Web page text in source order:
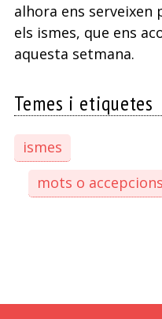
alhora ens serveixen
els ismes, que ens
aquesta setmana.
Temes i etiquetes
ismes
mots o